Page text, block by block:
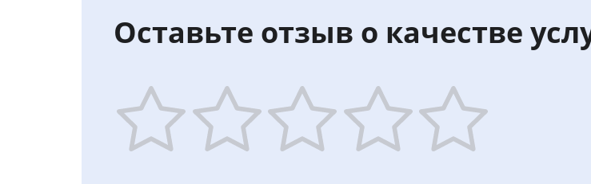
Оставьте отзыв о качестве